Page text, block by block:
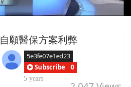
自願醫保方案利弊
5e3fe07e1ed23
Subscribe
0
5 years